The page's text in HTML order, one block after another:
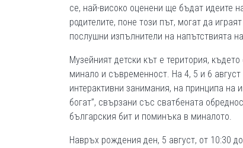
се, най-високо оценени ще бъдат идеите
родителите, поне този път, могат да
послушни изпълнители на напътствията
Музейният детски кът е територия,
минало и съвременност. На 4, 5 и 6 август
интерактивни занимания, на принципа на
богат”, свързани със сватбената
българския бит и поминъка в миналото.
Навръх рождения ден, 5 август, от 10:30